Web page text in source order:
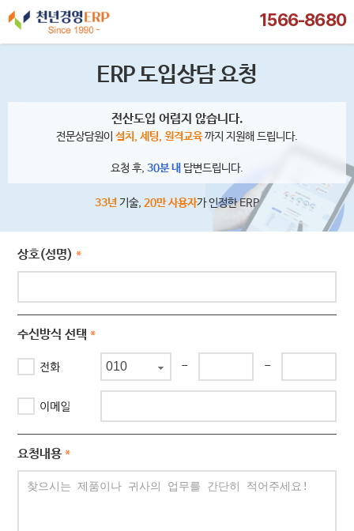
1566-8680
ERP 도입상담 요청
전산도입 어렵지 않습니다.
전문상담원이 설치, 세팅, 원격교육까지 지원해 드립니다.
요청 후, 30분 내 답변드립니다.
33년 기술, 20만 사용자가 인정한 ERP
상호(성명)*
수신방식 선택*
- -
요청내용*